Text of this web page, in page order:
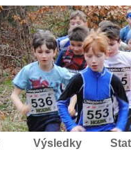
Výsledky